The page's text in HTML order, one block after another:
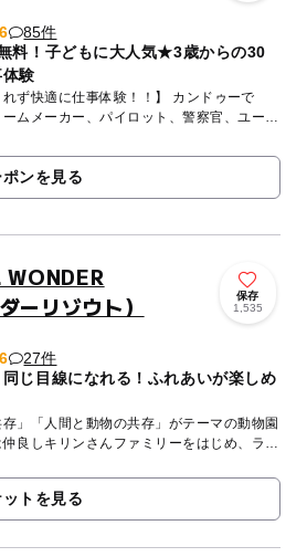
85件
料！子どもに大人気★3歳からの30
験
れず快適に仕事体験！！】 カンドゥーで
ムメーカー、パイロット、警察官、ユーチ
ポンを見る
ーリゾウト）
保存
1,535
27件
じ目線になれる！ふれあいが楽しめ
」「人間と動物の共存」がテーマの動物園
良しキリンさんファミリーをはじめ、ラ
カピバラなど、約30種類の動物たちが暮
...
トを見る